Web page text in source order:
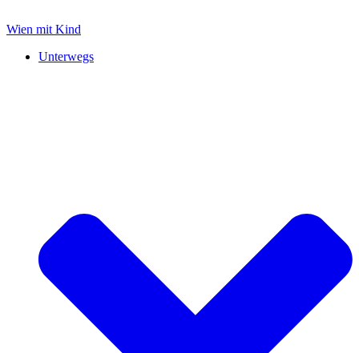
Inhalt
Wien mit Kind
Unterwegs